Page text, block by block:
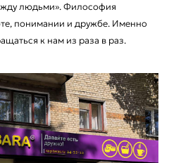
людьми». Философия
понимании и дружбе. Именно
к нам из раза в раз.